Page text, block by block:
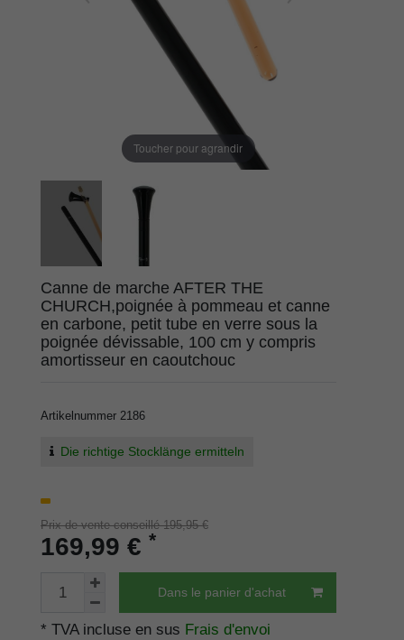
Toucher pour agrandir
Canne de marche AFTER THE
CHURCH,poignée à pommeau et canne
en carbone, petit tube en verre sous la
poignée dévissable, 100 cm y compris
amortisseur en caoutchouc
Artikelnummer 2186
Die richtige Stocklänge ermitteln
Prix de vente conseillé 195,95 €
169,99 € *
Dans le panier d'achat
* TVA incluse en sus Frais d'envoi